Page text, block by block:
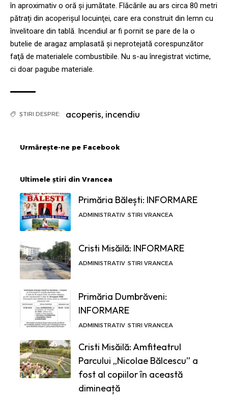
în aproximativ o oră şi jumătate. Flăcările au ars circa 80 metri
pătrați din acoperişul locuinţei, care era construit din lemn cu
învelitoare din tablă. Incendiul ar fi pornit se pare de la o
butelie de aragaz amplasată şi neprotejată corespunzător
faţă de materialele combustibile. Nu s-au înregistrat victime,
ci doar pagube materiale.
ȘTIRI DESPRE: acoperis, incendiu
Urmărește-ne pe Facebook
Ultimele știri din Vrancea
Primăria Bălești: INFORMARE
ADMINISTRATIV STIRI VRANCEA
Cristi Misăilă: INFORMARE
ADMINISTRATIV STIRI VRANCEA
Primăria Dumbrăveni:
INFORMARE
ADMINISTRATIV STIRI VRANCEA
Cristi Misăilă: Amfiteatrul
Parcului „Nicolae Bălcescu” a
fost al copiilor în această
dimineață